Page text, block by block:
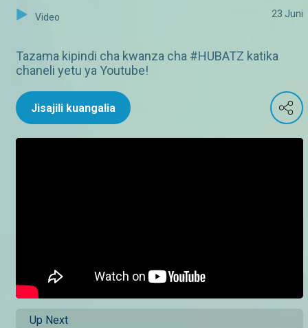
Video 23 Juni
Tazama kipindi cha kwanza cha #HUBATZ katika
chaneli yetu ya Youtube!
Jisajili kuangalia
Up Next